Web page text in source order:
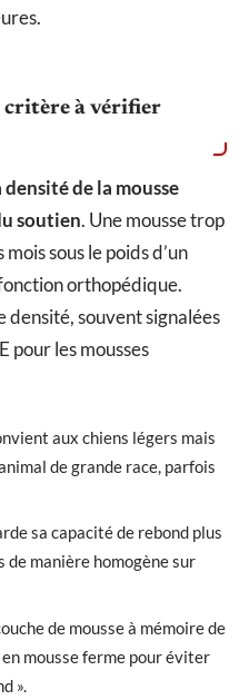
critère à vérifier
densité de la mousse
soutien. Une mousse trop
sous le poids d’un
orthopédique.
densité, souvent signalées
pour les mousses
aux chiens légers mais
de grande race, parfois
sa capacité de rebond plus
manière homogène sur
de mousse à mémoire de
mousse ferme pour éviter
».